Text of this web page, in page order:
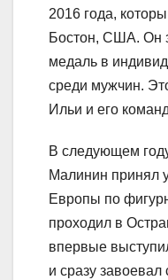
2016 года,
Бостон, США. Он
медаль в
среди мужчин.
Ильи и его
В следующем
Малинин принял
Европы по
проходил в
впервые
и сразу